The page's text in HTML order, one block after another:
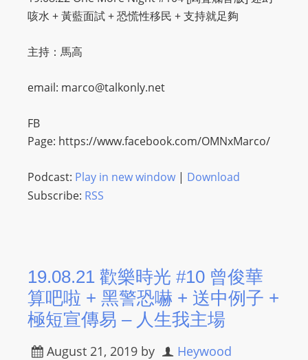
咳水 + 黃藍面試 + 恐慌性移民 + 支持就足夠
主持：馬高
email: marco@talkonly.net
FB
Page: https://www.facebook.com/OMNxMarco/
Podcast: Play in new window| Download
Subscribe: RSS
19.08.21 歡樂時光 #10 曾俊華
算吧啦 + 黑警恐嚇 + 送中例子 +
極短宣傳易 – 人生我主場
August 21, 2019 by
Heywood